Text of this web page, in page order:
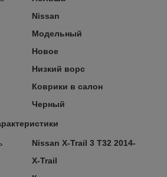
Nissan
Модельный
Новое
Низкий ворс
Коврики в салон
Черный
Nissan Х-Trail 3 T32 2014-
Х-Trail